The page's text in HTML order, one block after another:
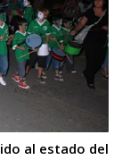
al estado del